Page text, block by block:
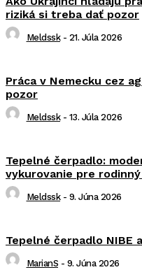
riziká si treba dať pozor
Meldssk - 21. Júla 2026
Práca v Nemecku cez
pozor
Meldssk - 13. Júla 2026
Tepelné čerpadlo:
vykurovanie pre
Meldssk - 9. Júna 2026
Tepelné čerpadlo NIBE
MarianS - 9. Júna 2026